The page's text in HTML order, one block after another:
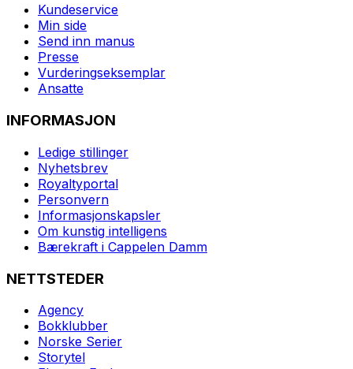
Kundeservice
Min side
Send inn manus
Presse
Vurderingseksemplar
Ansatte
INFORMASJON
Ledige stillinger
Nyhetsbrev
Royaltyportal
Personvern
Informasjonskapsler
Om kunstig intelligens
Bærekraft i Cappelen Damm
NETTSTEDER
Agency
Bokklubber
Norske Serier
Storytel